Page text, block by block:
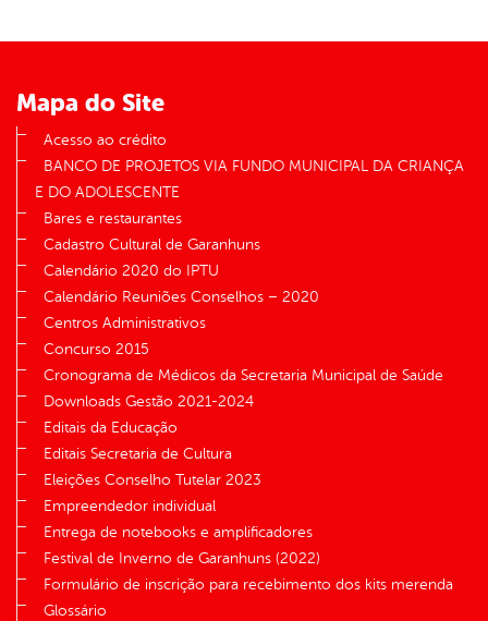
Mapa do Site
Acesso ao crédito
BANCO DE PROJETOS VIA FUNDO MUNICIPAL DA CRIANÇA
E DO ADOLESCENTE
Bares e restaurantes
Cadastro Cultural de Garanhuns
Calendário 2020 do IPTU
Calendário Reuniões Conselhos – 2020
Centros Administrativos
Concurso 2015
Cronograma de Médicos da Secretaria Municipal de Saúde
Downloads Gestão 2021-2024
Editais da Educação
Editais Secretaria de Cultura
Eleições Conselho Tutelar 2023
Empreendedor individual
Entrega de notebooks e amplificadores
Festival de Inverno de Garanhuns (2022)
Formulário de inscrição para recebimento dos kits merenda
Glossário